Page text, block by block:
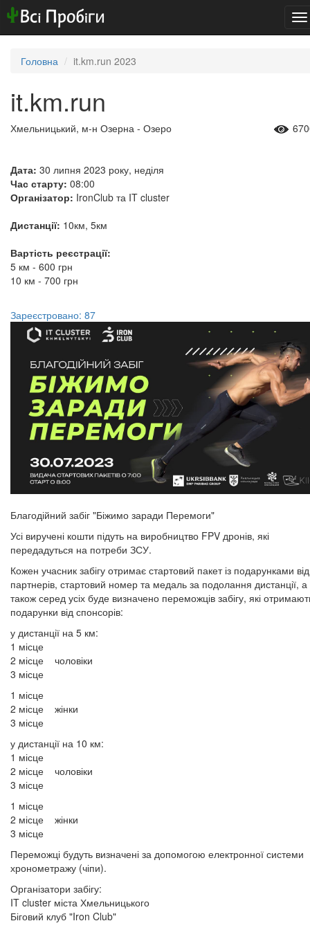
Головна it.km.run 2023
it.km.run
Хмельницький, м-н Озерна - Озеро
Дата: 30 липня 2023 року, неділя
Час старту: 08:00
Організатор: IronClub та IT cluster
Дистанції: 10км, 5км
Вартість реєстрації:
5 км - 600 грн
​​​​​​​10 км - 700 грн
Зареєстровано: 87
Благодійний забіг "Біжимо заради Перемоги"
Усі виручені кошти підуть на виробництво FPV дронів, які
передадуться на потреби ЗСУ.
Кожен учасник забігу отримає стартовий пакет із подарунками від
партнерів, стартовий номер та медаль за подолання дистанції, а
також серед усіх буде визначено переможців забігу, які
подарунки від спонсорів:
у дистанції на 5 км:
1 місце
2 місце чоловіки
3 місце
1 місце
2 місце жінки
3 місце
у дистанції на 10 км:
1 місце
2 місце чоловіки
3 місце
1 місце
2 місце жінки
3 місце
Переможці будуть визначені за допомогою електронної системи
хронометражу (чіпи).
Організатори забігу:
IT cluster міста Хмельницького
Біговий клуб "Iron Club"